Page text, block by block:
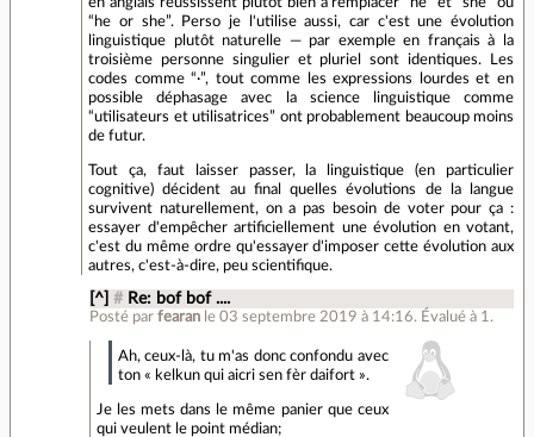
“he or she”. Perso je l'utilise aussi, car c'est une évolution
linguistique plutôt naturelle — par exemple en français à la
troisième personne singulier et pluriel sont identiques. Les
codes comme “·”, tout comme les expressions lourdes et en
possible déphasage avec la science linguistique comme
“utilisateurs et utilisatrices” ont probablement beaucoup moins
de futur.
Tout ça, faut laisser passer, la linguistique (en particulier
cognitive) décident au final quelles évolutions de la langue
survivent naturellement, on a pas besoin de voter pour ça :
essayer d'empêcher artificiellement une évolution en votant,
c'est du même ordre qu'essayer d'imposer cette évolution aux
autres, c'est-à-dire, peu scientifique.
[^] # Re: bof bof ....
Posté par fearan le 03 septembre 2019 à 14:16. Évalué à 1 .
Ah, ceux-là, tu m'as donc confondu avec
ton « kelkun qui aicri sen fèr daifort ».
Je les mets dans le même panier que ceux
qui veulent le point médian;